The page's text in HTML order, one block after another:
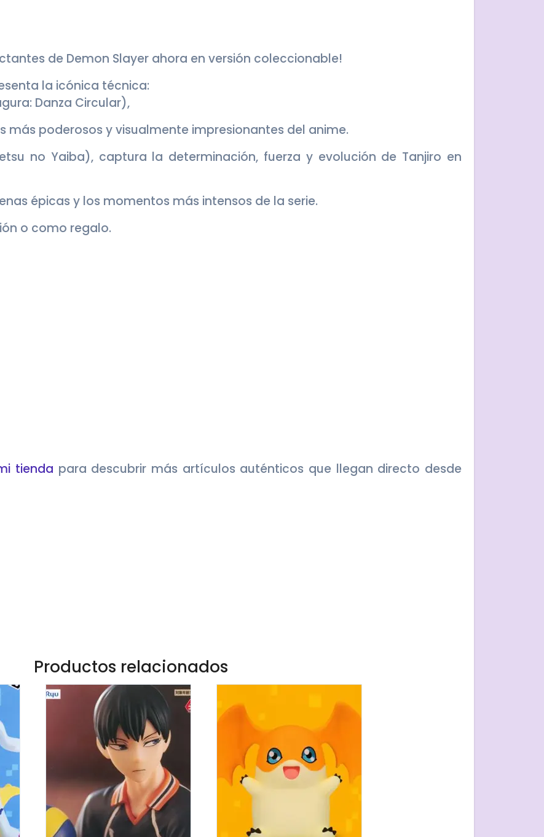
de Demon Slayer ahora en versión coleccionable!
la icónica técnica:
Danza Circular),
más poderosos y visualmente impresionantes del anime.
no Yaiba), captura la determinación, fuerza y evolución de Tanjiro en
épicas y los momentos más intensos de la serie.
o como regalo.
tienda para descubrir más artículos auténticos que llegan directo desde
Productos relacionados